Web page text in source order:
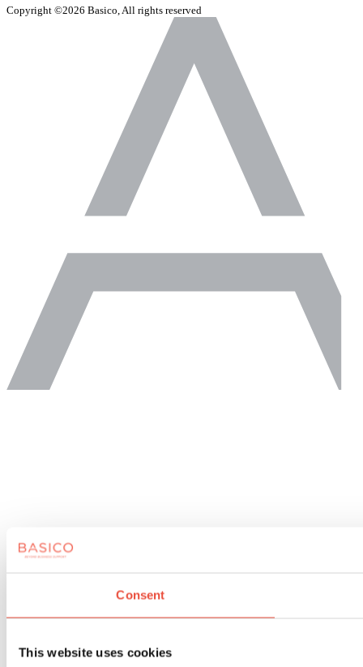
Consent
This website uses cookies
Copyright ©2026 Basico, All rights reserved